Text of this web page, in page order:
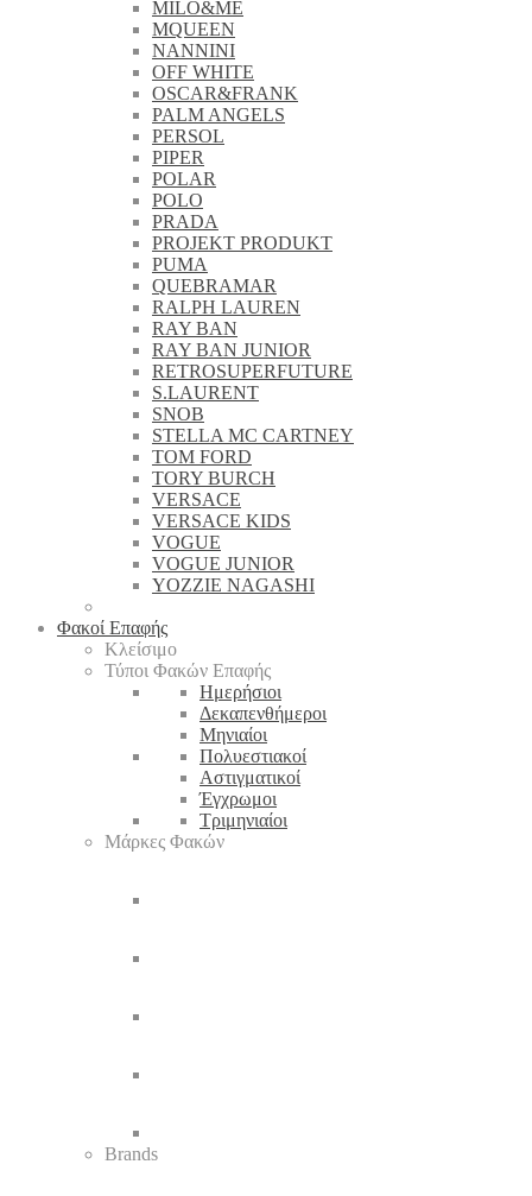
MILO&ME
MQUEEN
NANNINI
OFF WHITE
OSCAR&FRANK
PALM ANGELS
PERSOL
PIPER
POLAR
POLO
PRADA
PROJEKT PRODUKT
PUMA
QUEBRAMAR
RALPH LAUREN
RAY BAN
RAY BAN JUNIOR
RETROSUPERFUTURE
S.LAURENT
SNOB
STELLA MC CARTNEY
TOM FORD
TORY BURCH
VERSACE
VERSACE KIDS
VOGUE
VOGUE JUNIOR
YOZZIE NAGASHI
Φακοί Επαφής
Κλείσιμο
Τύποι Φακών Επαφής
Ημερήσιοι
Δεκαπενθήμεροι
Μηνιαίοι
Πολυεστιακοί
Αστιγματικοί
Έγχρωμοι
Τριμηνιαίοι
Μάρκες Φακών
Brands